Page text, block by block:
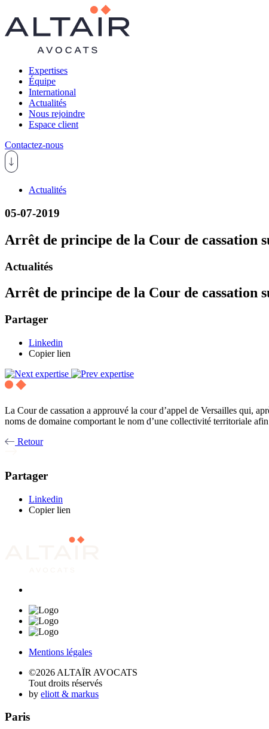
Expertises
Équipe
International
Actualités
Nous rejoindre
Espace client
Contactez-nous
Actualités
05-07-2019
Arrêt de principe de la Cour de cassation
Actualités
Arrêt de principe de la Cour de cassation
Partager
Linkedin
Copier lien
La Cour de cassation a approuvé la cour d’appel de Versailles qui,
noms de domaine comportant le nom d’une collectivité territoriale
Retour
Partager
Linkedin
Copier lien
Mentions légales
©2026 ALTAÏR AVOCATS
Tout droits réservés
by eliott & markus
Paris